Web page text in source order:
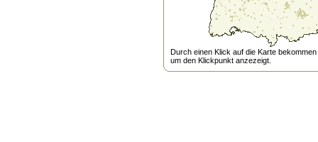
Durch einen Klick auf die Karte
um den Klickpunkt anzezeigt.